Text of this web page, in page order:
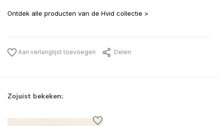
Ontdek alle producten van de Hvid collectie >
Aan verlanglijst toevoegen Delen
Zojuist bekeken: